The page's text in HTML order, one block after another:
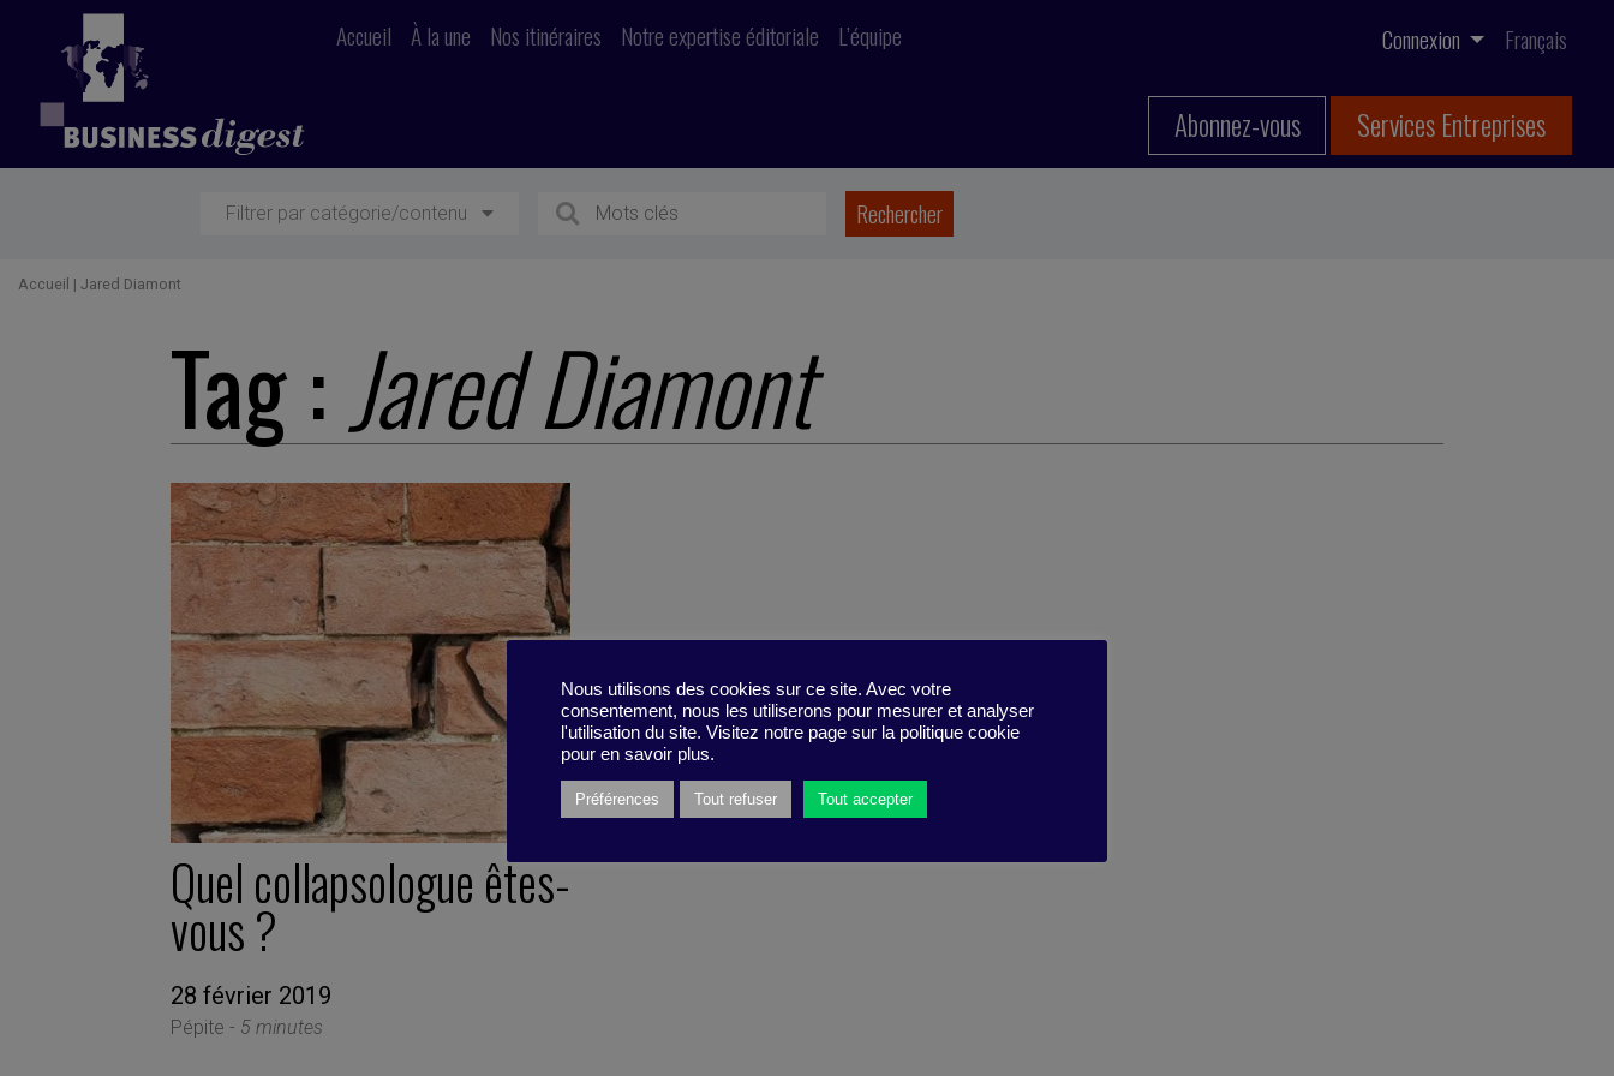
Accueil À la une Nos itinéraires Notre expertise éditoriale L’équipe Connexion Français
Abonnez-vous Services Entreprises
Filtrer par catégorie/contenu
Accueil | Jared Diamont
Tag :Jared Diamont
Quel collapsologue êtes-
vous ?
28 février 2019
Pépite - 5 minutes
Nous utilisons des cookies sur ce site. Avec votre
consentement, nous les utiliserons pour mesurer et analyser
l'utilisation du site. Visitez notre page sur la politique cookie
pour en savoir plus.
Préférences Tout refuser Tout accepter